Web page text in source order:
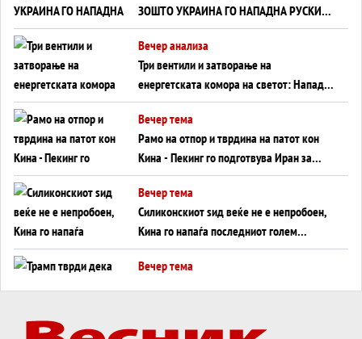
ЗОШТО УКРАИНА ГО НАПАДНА РУСКИОТ
WILDBERRIES
Вечер анализа
Три вентили и затворање на
енергетската комора на светот: Нападот
во Суец најавува глобален енергетски
инфаркт?
Вечер тема
Рамо на отпор и тврдина на патот кон
Кина - Пекинг го подготвува Иран за
американска копнена инвазија
Вечер тема
Силиконскиот ѕид веќе не е непробоен,
Кина го напаѓа последниот голем
монопол на Западот?
Вечер тема